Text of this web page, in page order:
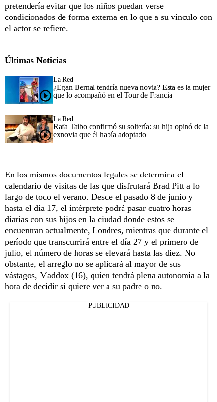
pretendería evitar que los niños puedan verse
condicionados de forma externa en lo que a su vínculo con
el actor se refiere.
Últimas Noticias
La Red
¿Egan Bernal tendría nueva novia? Esta es la mujer
que lo acompañó en el Tour de Francia
La Red
Rafa Taibo confirmó su soltería: su hija opinó de la
exnovia que él había adoptado
En los mismos documentos legales se determina el
calendario de visitas de las que disfrutará Brad Pitt a lo
largo de todo el verano. Desde el pasado 8 de junio y
hasta el día 17, el intérprete podrá pasar cuatro horas
diarias con sus hijos en la ciudad donde estos se
encuentran actualmente, Londres, mientras que durante el
período que transcurrirá entre el día 27 y el primero de
julio, el número de horas se elevará hasta las diez. No
obstante, el arreglo no se aplicará al mayor de sus
vástagos, Maddox (16), quien tendrá plena autonomía a la
hora de decidir si quiere ver a su padre o no.
PUBLICIDAD